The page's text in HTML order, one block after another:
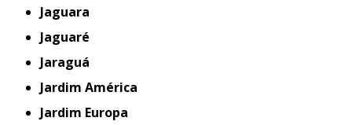
Jaguara
Jaguaré
Jaraguá
Jardim América
Jardim Europa